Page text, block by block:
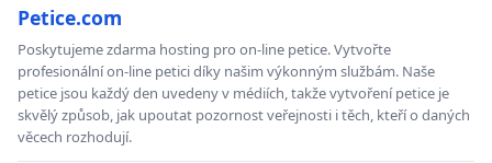
Petice.com
Poskytujeme zdarma hosting pro on-line petice. Vytvořte
profesionální on-line petici díky našim výkonným službám. Naše
petice jsou každý den uvedeny v médiích, takže vytvoření petice je
skvělý způsob, jak upoutat pozornost veřejnosti i těch, kteří o daných
věcech rozhodují.